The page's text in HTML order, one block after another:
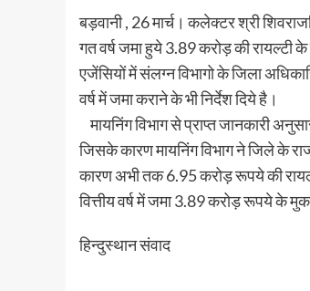
बड़वानी , 26 मार्च। कलेक्टर श्री
गत वर्ष जमा हुये 3.89 करोड़ की रायल्टी
एजेंसियों में संलग्न विभागो के जिला
वर्ष में जमा कराने के भी निर्देश दिये है।
मायनिंग विभाग से प्राप्त जानकारी
जिसके कारण मायनिंग विभाग ने जिले के
कारण अभी तक 6.95 करोड़ रूपये की
वित्तीय वर्ष में जमा 3.89 करोड़ रूपये के
हिन्दुस्थान संवाद